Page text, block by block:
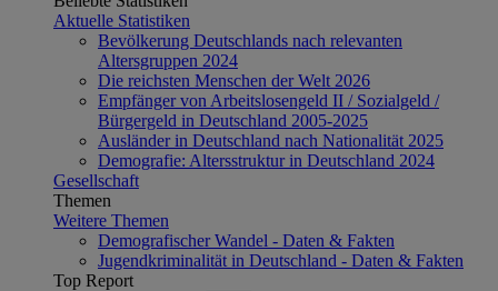
Aktuelle Statistiken
Bevölkerung Deutschlands nach relevanten
Altersgruppen 2024
Die reichsten Menschen der Welt 2026
Empfänger von Arbeitslosengeld II / Sozialgeld /
Bürgergeld in Deutschland 2005-2025
Ausländer in Deutschland nach Nationalität 2025
Demografie: Altersstruktur in Deutschland 2024
Gesellschaft
Themen
Weitere Themen
Demografischer Wandel - Daten & Fakten
Jugendkriminalität in Deutschland - Daten & Fakten
Top Report